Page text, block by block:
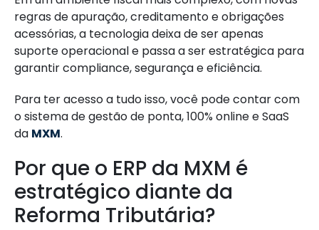
regras de apuração, creditamento e obrigações
acessórias, a tecnologia deixa de ser apenas
suporte operacional e passa a ser estratégica para
garantir compliance, segurança e eficiência.
Para ter acesso a tudo isso, você pode contar com
o sistema de gestão de ponta, 100% online e SaaS
da MXM.
Por que o ERP da MXM é
estratégico diante da
Reforma Tributária?